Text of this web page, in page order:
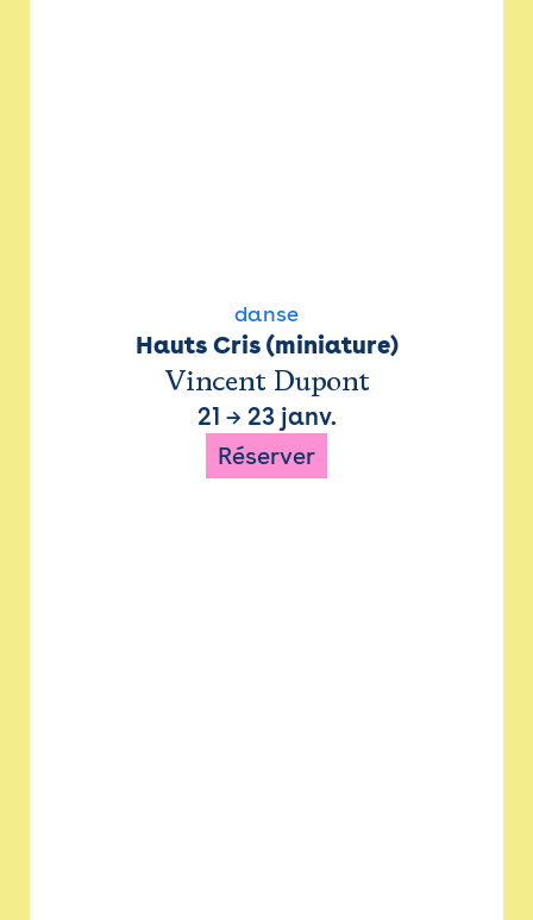
danse
Hauts Cris (miniature)
Vincent Dupont
21 → 23 janv.
Réserver